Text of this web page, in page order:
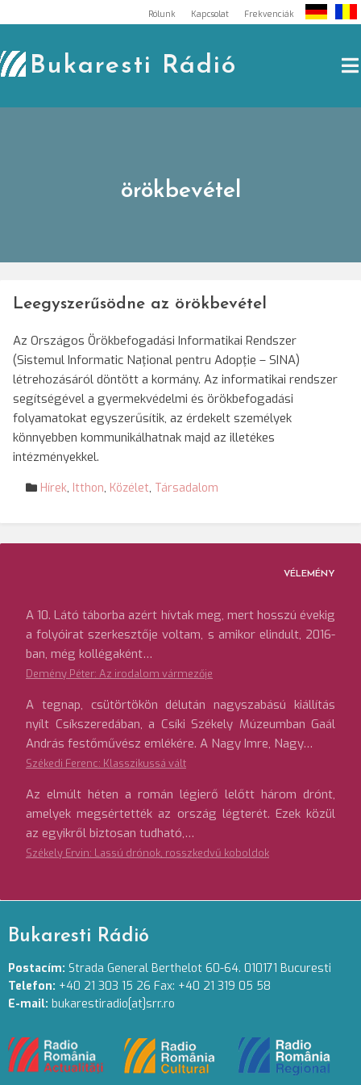
to
content
Rólunk Kapcsolat Frekvenciák
Bukaresti Rádió
örökbevétel
Leegyszerűsödne az örökbevétel
Az Országos Örökbefogadási Informatikai Rendszer
(Sistemul Informatic Naţional pentru Adopţie – SINA)
létrehozásáról döntött a kormány. Az informatikai rendszer
segítségével a gyermekvédelmi és örökbefogadási
folyamatokat egyszerűsítik, az érdekelt személyek
könnyebben kommunikálhatnak majd az illetékes
intézményekkel.
Hírek, Itthon, Közélet, Társadalom
VÉLEMÉNY
A 10. Látó táborba azért hívtak meg, mert hosszú évekig
a folyóirat szerkesztője voltam, s amikor elindult, 2016-
ban, még kollégaként…
Demény Péter: Az irodalom vármezője
A tegnap, csütörtökön délután nagyszabású kiállítás
nyílt Csíkszeredában, a Csíki Székely Múzeumban Gaál
András festőművész emlékére. A Nagy Imre, Nagy…
Székedi Ferenc: Klasszikussá vált
Az elmúlt héten a román légierő lelőtt három drónt,
amelyek megsértették az ország légterét. Ezek közül
az egyikről biztosan tudható,…
Székely Ervin: Lassú drónok, rosszkedvű koboldok
Bukaresti Rádió
Postacím: Strada General Berthelot 60-64. 010171 Bucuresti
Telefon: +40 21 303 15 26 Fax: +40 21 319 05 58
E-mail: bukarestiradio[at]srr.ro